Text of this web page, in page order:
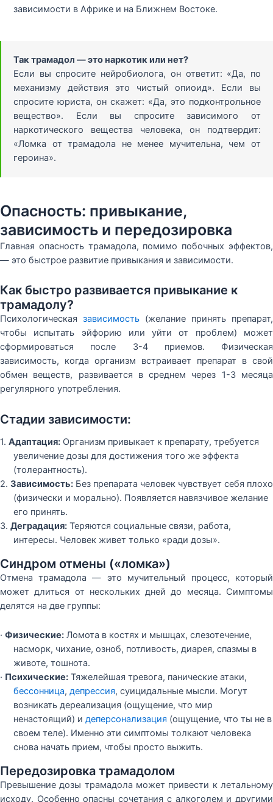
зависимости в Африке и на Ближнем Востоке.
Так трамадол — это наркотик или нет?
Если вы спросите нейробиолога, он ответит: «Да, по
механизму действия это чистый опиоид». Если вы
спросите юриста, он скажет: «Да, это подконтрольное
вещество». Если вы спросите зависимого от
наркотического вещества человека, он подтвердит:
«Ломка от трамадола не менее мучительна, чем от
героина».
Опасность: привыкание,
зависимость и передозировка
Главная опасность трамадола, помимо побочных эффектов,
— это быстрое развитие привыкания и зависимости.
Как быстро развивается привыкание к
трамадолу?
Психологическая зависимость (желание принять препарат,
чтобы испытать эйфорию или уйти от проблем) может
сформироваться после 3-4 приемов. Физическая
зависимость, когда организм встраивает препарат в свой
обмен веществ, развивается в среднем через 1-3 месяца
регулярного употребления.
Стадии зависимости:
1. Адаптация: Организм привыкает к препарату, требуется
увеличение дозы для достижения того же эффекта
(толерантность).
2. Зависимость: Без препарата человек чувствует себя плохо
(физически и морально). Появляется навязчивое желание
его принять.
3. Деградация: Теряются социальные связи, работа,
интересы. Человек живет только «ради дозы».
Синдром отмены («ломка»)
Отмена трамадола — это мучительный процесс, который
может длиться от нескольких дней до месяца. Симптомы
делятся на две группы:
· Физические: Ломота в костях и мышцах, слезотечение,
насморк, чихание, озноб, потливость, диарея, спазмы в
животе, тошнота.
· Психические: Тяжелейшая тревога, панические атаки,
бессонница, депрессия, суицидальные мысли. Могут
возникать дереализация (ощущение, что мир
ненастоящий) и деперсонализация (ощущение, что ты не в
своем теле). Именно эти симптомы толкают человека
снова начать прием, чтобы просто выжить.
Передозировка трамадолом
Превышение дозы трамадола может привести к летальному
исходу. Особенно опасны сочетания с алкоголем и другими